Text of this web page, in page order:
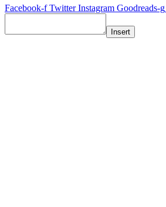
Facebook-f Twitter Instagram Goodreads-g
Insert